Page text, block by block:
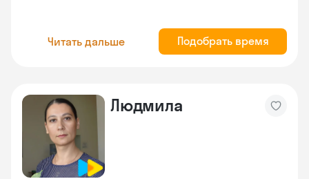
Читать дальше Подобрать время
Людмила